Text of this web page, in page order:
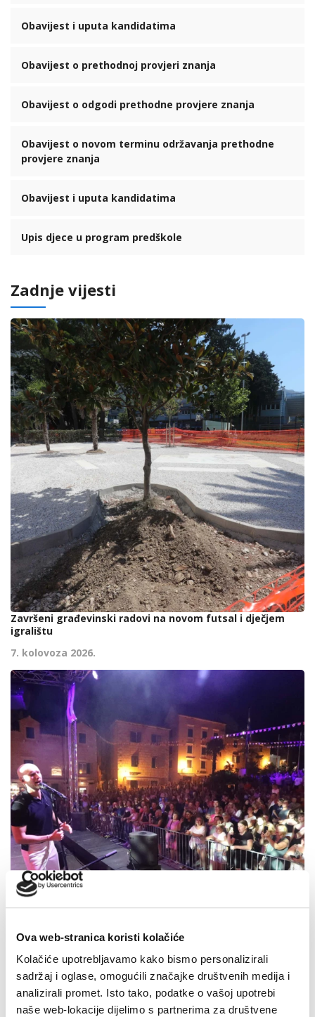
Ova web-stranica koristi kolačiće
Kolačiće upotrebljavamo kako bismo personalizirali
sadržaj i oglase, omogućili značajke društvenih medija i
analizirali promet. Isto tako, podatke o vašoj upotrebi
naše web-lokacije dijelimo s partnerima za društvene
Obavijest i uputa kandidatima
Obavijest o prethodnoj provjeri znanja
Obavijest o odgodi prethodne provjere znanja
Obavijest o novom terminu održavanja prethodne
provjere znanja
Obavijest i uputa kandidatima
Upis djece u program predškole
Zadnje vijesti
Završeni građevinski radovi na novom futsal i dječjem
igralištu
7. kolovoza 2026.
Makarska proslavila Dan pobjede uz Marka Škugora
6. kolovoza 2026.